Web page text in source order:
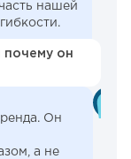
нашей
почему он
Он
а не